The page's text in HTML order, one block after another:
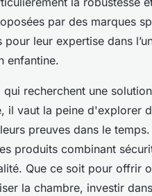
par des marques
pour leur expertise dans
enfantine.
qui recherchent une
il vaut la peine d'explorer
preuves dans le
produits combinant
Que ce soit pour offrir
la chambre, investir